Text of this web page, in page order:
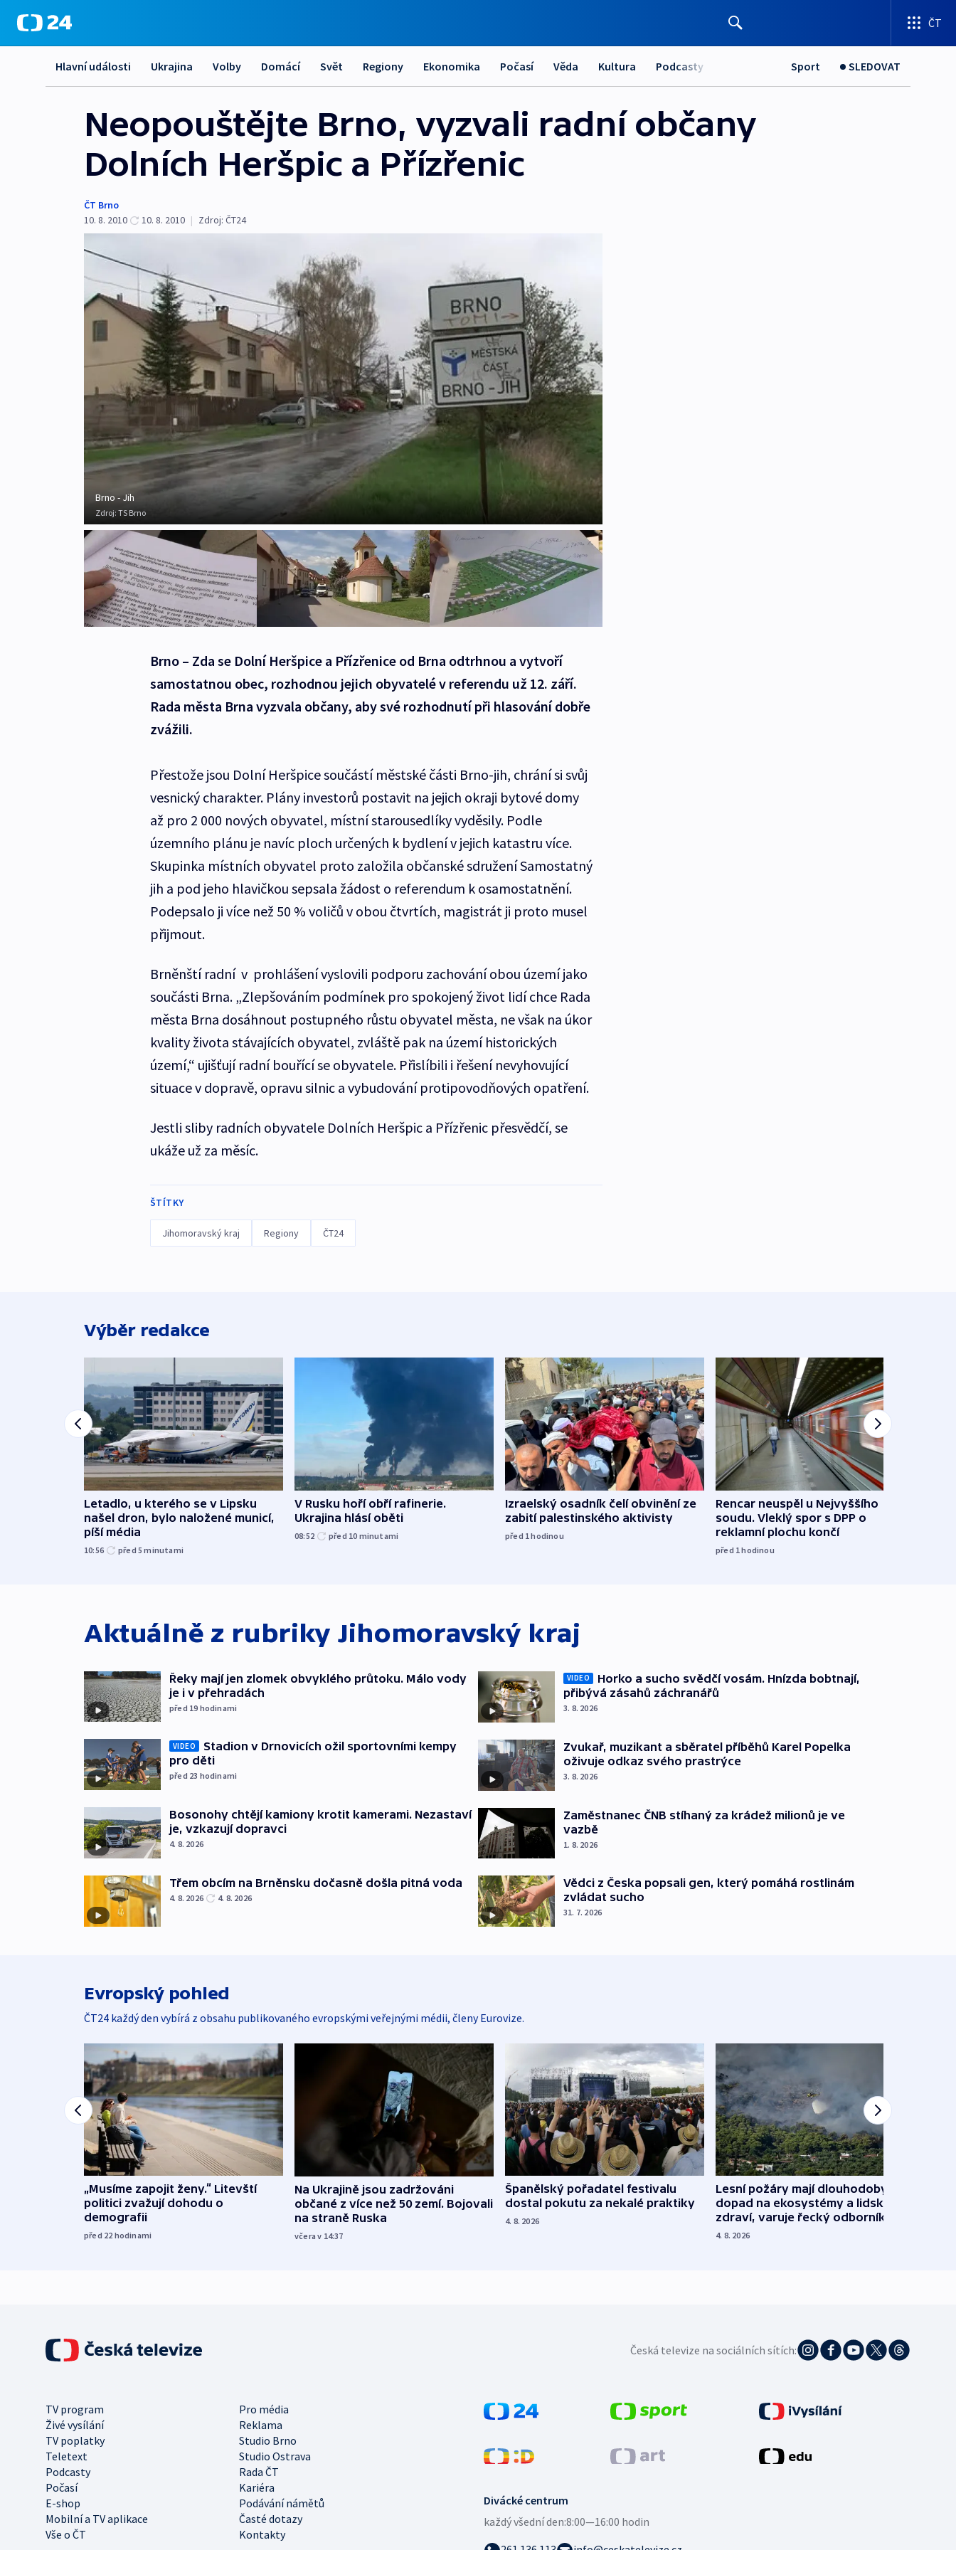
ČT
Hlavní události Ukrajina Volby Domácí Svět Regiony Ekonomika Počasí Věda Kultura Podcasty Sport SLEDOVAT
Neopouštějte Brno, vyzvali radní občany
Dolních Heršpic a Přízřenic
ČT Brno
10. 8. 2010
10. 8. 2010 | Zdroj: ČT24
Brno - Jih
Zdroj: TS Brno
Brno – Zda se Dolní Heršpice a Přízřenice od Brna odtrhnou a vytvoří
samostatnou obec, rozhodnou jejich obyvatelé v referendu už 12. září.
Rada města Brna vyzvala občany, aby své rozhodnutí při hlasování dobře
zvážili.
Přestože jsou Dolní Heršpice součástí městské části Brno-jih, chrání si svůj
vesnický charakter. Plány investorů postavit na jejich okraji bytové domy
až pro 2 000 nových obyvatel, místní starousedlíky vyděsily. Podle
územního plánu je navíc ploch určených k bydlení v jejich katastru více.
Skupinka místních obyvatel proto založila občanské sdružení Samostatný
jih a pod jeho hlavičkou sepsala žádost o referendum k osamostatnění.
Podepsalo ji více než 50 % voličů v obou čtvrtích, magistrát ji proto musel
přijmout.
Brněnští radní v prohlášení vyslovili podporu zachování obou území jako
součásti Brna. „Zlepšováním podmínek pro spokojený život lidí chce Rada
města Brna dosáhnout postupného růstu obyvatel města, ne však na úkor
kvality života stávajících obyvatel, zvláště pak na území historických
území,“ ujišťují radní bouřící se obyvatele. Přislíbili i řešení nevyhovující
situace v dopravě, opravu silnic a vybudování protipovodňových opatření.
Jestli sliby radních obyvatele Dolních Heršpic a Přízřenic přesvědčí, se
ukáže už za měsíc.
ŠTÍTKY
Jihomoravský kraj Regiony ČT24
Výběr redakce
Letadlo, u kterého se v Lipsku
našel dron, bylo naložené municí,
píší média
10:56 před 5minutami
V Rusku hoří obří rafinerie.
Ukrajina hlásí oběti
08:52 před 10 minutami
Izraelský osadník čelí obvinění ze
zabití palestinského aktivisty
před 1hodinou
Rencar neuspěl u Nejvyššího
soudu. Vleklý spor s DPP o
reklamní plochu končí
před 1hodinou
Aktuálně z rubriky Jihomoravský kraj
Řeky mají jen zlomek obvyklého průtoku. Málo vody
je i v přehradách
před 19 hodinami
VIDEO
Stadion v Drnovicích ožil sportovními kempy
pro děti
před 23 hodinami
Bosonohy chtějí kamiony krotit kamerami. Nezastaví
je, vzkazují dopravci
4. 8. 2026
Třem obcím na Brněnsku dočasně došla pitná voda
4. 8. 2026 4. 8. 2026
VIDEO
Horko a sucho svědčí vosám. Hnízda bobtnají,
přibývá zásahů záchranářů
3. 8. 2026
Zvukař, muzikant a sběratel příběhů Karel Popelka
oživuje odkaz svého prastrýce
3. 8. 2026
Zaměstnanec ČNB stíhaný za krádež milionů je ve
vazbě
1. 8. 2026
Vědci z Česka popsali gen, který pomáhá rostlinám
zvládat sucho
31. 7. 2026
Evropský pohled
ČT24 každý den vybírá z obsahu publikovaného evropskými veřejnými médii, členy Eurovize.
„Musíme zapojit ženy.“ Litevští
politici zvažují dohodu o
demografii
před 22 hodinami
Na Ukrajině jsou zadržováni
občané z více než 50 zemí. Bojovali
na straně Ruska
včera v 14:37
Španělský pořadatel festivalu
dostal pokutu za nekalé praktiky
4. 8. 2026
Lesní požáry mají dlouhodobý
dopad na ekosystémy a lidské
zdraví, varuje řecký odborník
4. 8. 2026
Česká televize na sociálních sítích:
TV program
Pro média
Živé vysílání
Reklama
TV poplatky
Studio Brno
Teletext
Studio Ostrava
Podcasty
Rada ČT
Počasí
Kariéra
E-shop
Podávání námětů
Mobilní a TV aplikace
Časté dotazy
Vše o ČT
Kontakty
Divácké centrum
každý všední den:8:00—16:00 hodin